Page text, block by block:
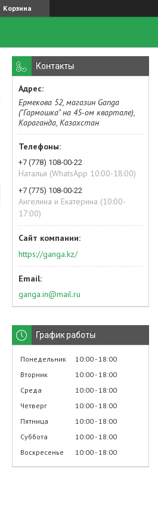
Корзина
Контакты
Ермекова 52, магазин Ganga
("Гармошка" на 45-ом квартале),
Караганда, Казахстан
+7 (778) 108-00-22
Наталья (WhatsApp 10:00-18:00)
+7 (775) 108-00-22
Ангелина и Екатерина (10:00-
17:00)
https://ganga.kz/
ganga.in@mail.ru
График работы
Понедельник 10:00 18:00
Вторник
10:00 18:00
Среда
10:00 18:00
Четверг
10:00 18:00
Пятница
10:00 18:00
Суббота
10:00 18:00
Воскресенье
10:00 18:00